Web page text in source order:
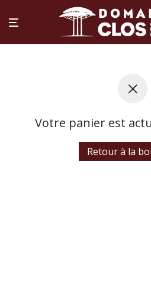
Votre panier est
Retour à la